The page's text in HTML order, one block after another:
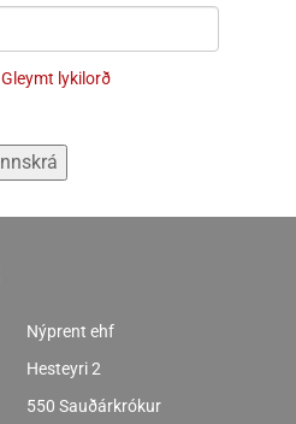
Gleymt lykilorð
Nýprent ehf
Hesteyri 2
550 Sauðárkrókur